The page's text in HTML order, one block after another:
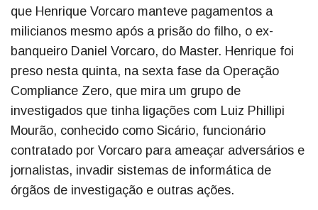
que Henrique Vorcaro manteve pagamentos a
milicianos mesmo após a prisão do filho, o ex-
banqueiro Daniel Vorcaro, do Master. Henrique foi
preso nesta quinta, na sexta fase da Operação
Compliance Zero, que mira um grupo de
investigados que tinha ligações com Luiz Phillipi
Mourão, conhecido como Sicário, funcionário
contratado por Vorcaro para ameaçar adversários e
jornalistas, invadir sistemas de informática de
órgãos de investigação e outras ações.